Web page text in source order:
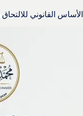
الأساس القانوني